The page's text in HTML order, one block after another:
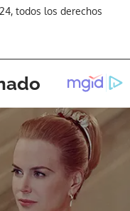
todos los derechos